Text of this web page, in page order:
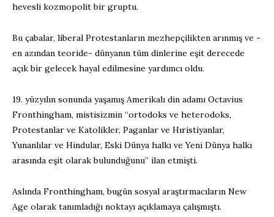
hevesli kozmopolit bir gruptu.
Bu çabalar, liberal Protestanların mezhepçilikten arınmış ve -
en azından teoride- dünyanın tüm dinlerine eşit derecede
açık bir gelecek hayal edilmesine yardımcı oldu.
19. yüzyılın sonunda yaşamış Amerikalı din adamı Octavius
Fronthingham, mistisizmin “ortodoks ve heterodoks,
Protestanlar ve Katolikler, Paganlar ve Hıristiyanlar,
Yunanlılar ve Hindular, Eski Dünya halkı ve Yeni Dünya halkı
arasında eşit olarak bulunduğunu” ilan etmişti.
Aslında Fronthingham, bugün sosyal araştırmacıların New
Age olarak tanımladığı noktayı açıklamaya çalışmıştı.